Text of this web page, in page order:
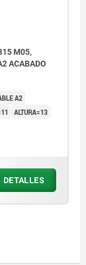
M05,
ACABADO
A2
ALTURA=13
DETALLES